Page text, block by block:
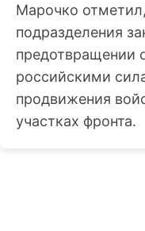
Марочко отметил,
подразделения
предотвращении
российскими
продвижения
участках фронта.